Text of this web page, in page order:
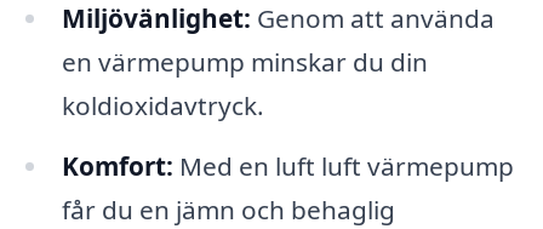
Miljövänlighet: Genom att använda
en värmepump minskar du din
koldioxidavtryck.
Komfort: Med en luft luft värmepump
får du en jämn och behaglig